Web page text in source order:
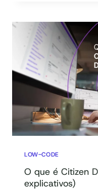
CITIZEN
LOW-CODE
O que é Citizen
explicativos)